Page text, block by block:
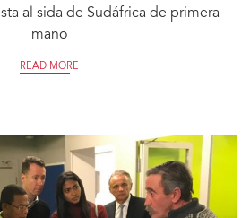
al sida de Sudáfrica de primera
mano
READ MORE